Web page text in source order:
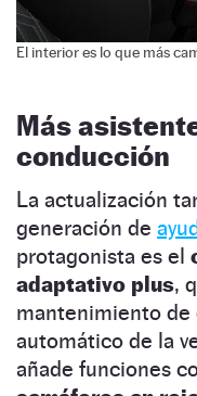
El interior es lo que más
Más
conducción
La actualización
generación de
protagonista es el
adaptativo plus,
mantenimiento
automático de la
añade funciones